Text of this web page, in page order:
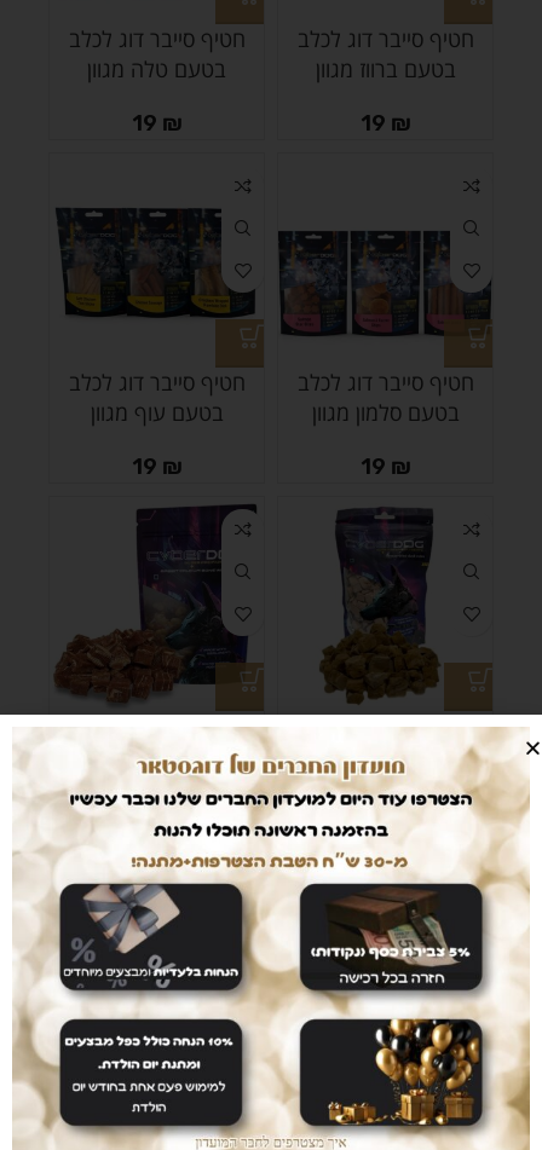
חטיף סייבר דוג לכלב
בטעם ברווז מגוון
19 ₪
חטיף סייבר דוג לכלב
בטעם טלה מגוון
19 ₪
חטיף סייבר דוג לכלב
בטעם סלמון מגוון
19 ₪
חטיף סייבר דוג לכלב
בטעם עוף מגוון
19 ₪
חטיף סייבר דוג מיובש
בהקפאה סלמון- קוביות
20₪
חטיף סייבר דוג רך
ארנבת משויש 100 גרם
לכלב- קוביות
19₪
חטיף סייבר דוג רך ברווז
משויש 100 גרם לכלב-
חטיף סייבר דוג רך ברווז
משויש 100 גרם לכלב-